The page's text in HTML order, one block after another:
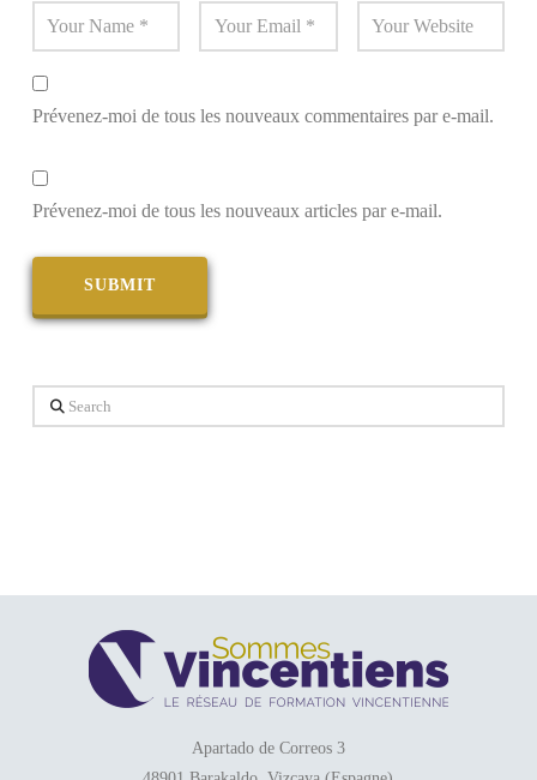
Prévenez-moi de tous les nouveaux commentaires par e-mail.
Prévenez-moi de tous les nouveaux articles par e-mail.
Search
Apartado de Correos 3